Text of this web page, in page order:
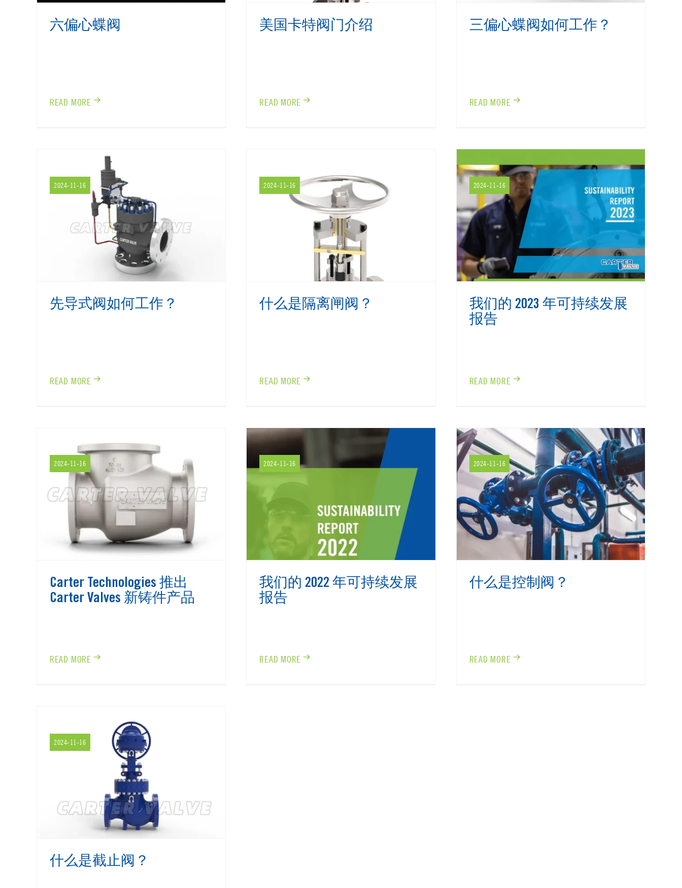
六偏心蝶阀
READ MORE
美国卡特阀门介绍
READ MORE
三偏心蝶阀如何工作？
READ MORE
先导式阀如何工作？
2024-11-16
READ MORE
什么是隔离闸阀？
2024-11-16
READ MORE
我们的 2023 年可持续发展
报告
2024-11-16
READ MORE
Carter Technologies 推出
Carter Valves 新铸件产品
2024-11-16
READ MORE
我们的 2022 年可持续发展
报告
2024-11-16
READ MORE
什么是控制阀？
2024-11-16
READ MORE
什么是截止阀？
2024-11-16